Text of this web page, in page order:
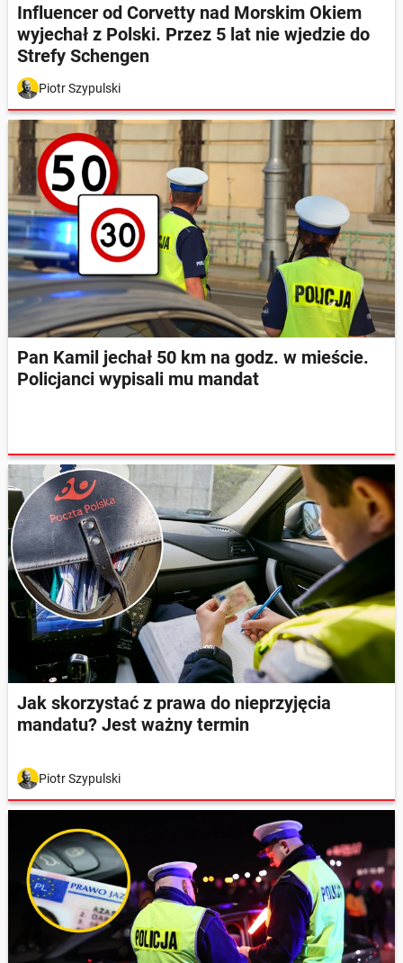
Influencer od Corvetty nad Morskim Okiem
wyjechał z Polski. Przez 5 lat nie wjedzie do
Strefy Schengen
Piotr Szypulski
Pan Kamil jechał 50 km na godz. w mieście.
Policjanci wypisali mu mandat
Jak skorzystać z prawa do nieprzyjęcia
mandatu? Jest ważny termin
Piotr Szypulski